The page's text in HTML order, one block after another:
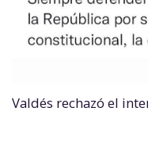
Valdés rechazó el